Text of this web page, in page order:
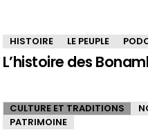
HISTOIRE LE PEUPLE
L’histoire des
CULTURE ET TRADITIONS
PATRIMOINE